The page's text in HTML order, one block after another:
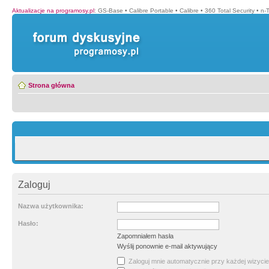
Aktualizacje na programosy.pl: GS-Base • Calibre Portable • Calibre • 360 Total Security • n-
Strona główna
Zaloguj
Nazwa użytkownika:
Hasło:
Zapomniałem hasła
Wyślij ponownie e-mail aktywujący
Zaloguj mnie automatycznie przy każdej wizycie